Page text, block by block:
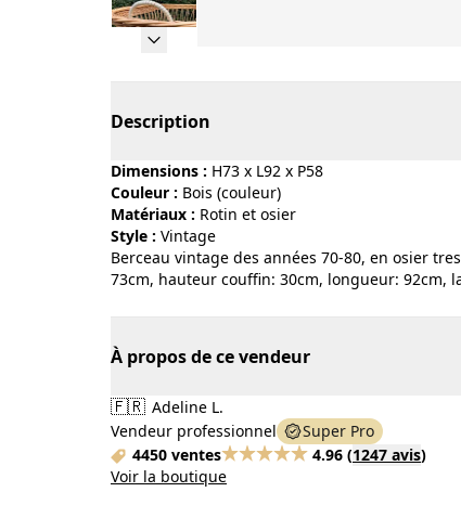
Description
Dimensions : H73 x L92 x P58
Couleur :
bois (couleur)
Matériaux :
rotin et osier
Style :
vintage
Berceau vintage des années 70-80, en osier
73cm, hauteur couffin: 30cm, longueur: 92cm,
À propos de ce vendeur
🇫🇷 Adeline L.
Vendeur professionnel
Super Pro
4450 ventes
4.96 (1247 avis)
Voir la boutique